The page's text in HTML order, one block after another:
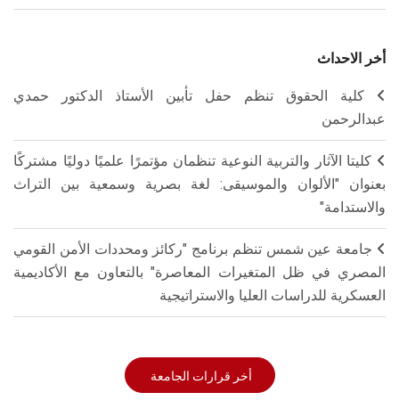
أخر الاحداث
كلية الحقوق تنظم حفل تأبين الأستاذ الدكتور حمدي
عبدالرحمن
كليتا الآثار والتربية النوعية تنظمان مؤتمرًا علميًا دوليًا مشتركًا
بعنوان "الألوان والموسيقى: لغة بصرية وسمعية بين التراث
والاستدامة"
جامعة عين شمس تنظم برنامج "ركائز ومحددات الأمن القومي
المصري في ظل المتغيرات المعاصرة" بالتعاون مع الأكاديمية
العسكرية للدراسات العليا والاستراتيجية
أخر قرارات الجامعة